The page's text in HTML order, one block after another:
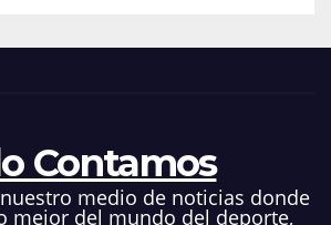
Contamos
medio de noticias donde
mejor del mundo del deporte,